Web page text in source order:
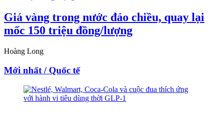
Giá vàng trong nước đảo chiều, quay lại
mốc 150 triệu đồng/lượng
Hoàng Long
Mới nhất / Quốc tế